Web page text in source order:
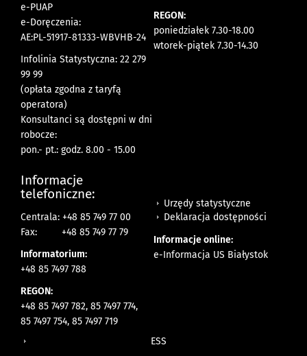
e-PUAP
e-Doręczenia:
AE:PL-51917-81333-WBVHB-24
Infolinia Statystyczna: 22 279
99 99
(opłata zgodna z taryfą
operatora)
Konsultanci są dostępni w dni
robocze:
pon.- pt.: godz. 8.00 - 15.00
REGON:
poniedziałek 7.30-18.00
wtorek-piątek 7.30-14.30
Informacje
telefoniczne:
Centrala: +48 85 749 77 00
Fax:
+48 85 749 77 79
Informatorium:
+48 85 7497 788
REGON:
+48 85 7497 782, 85 7497 774,
85 7497 754, 85 7497 719
Urzędy statystyczne
Deklaracja dostępności
Informacje online:
e-Informacja US Białystok
ESS